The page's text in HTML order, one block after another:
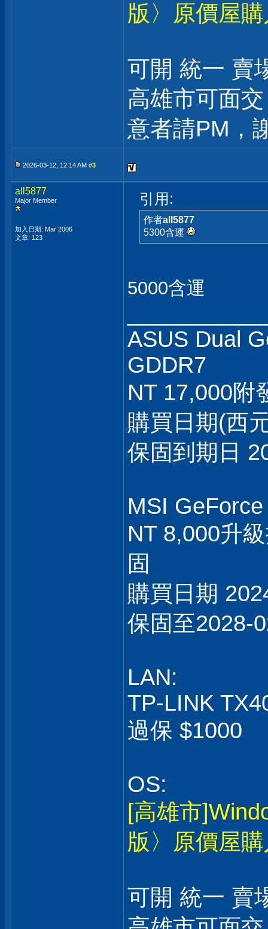
版〉原價屋
可開 統一 賣
高雄市可面交
意者請PM，
2026-03-12, 12:14 AM #3
all5877
Major Member
加入日期: Mar 2006
文章: 123
引用:
作者all5877
5300含運
5000含運
ASUS Dual
GDDR7
NT 17,000附
購買日期(西
保固到期日
MSI
NT 8,000升
固
購買日期
保固至2028-
LAN:
TP-LINK
過保 $1000
OS:
[高雄市
版〉原價屋
可開 統一 賣